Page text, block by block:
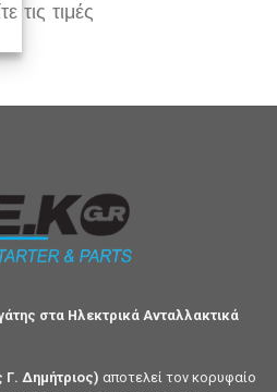
τις τιμές
στα Ηλεκτρικά Ανταλλακτικά
Γ. Δημήτριος) αποτελεί τον κορυφαίο